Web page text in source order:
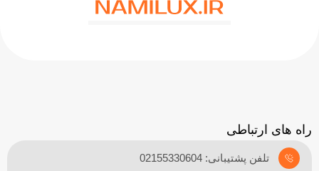
راه های ارتباطی
تلفن پشتیبانی: 02155330604